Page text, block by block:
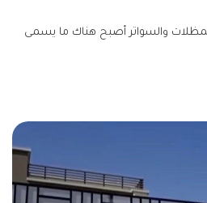
والسواتر أصبح هناك ما يسمى